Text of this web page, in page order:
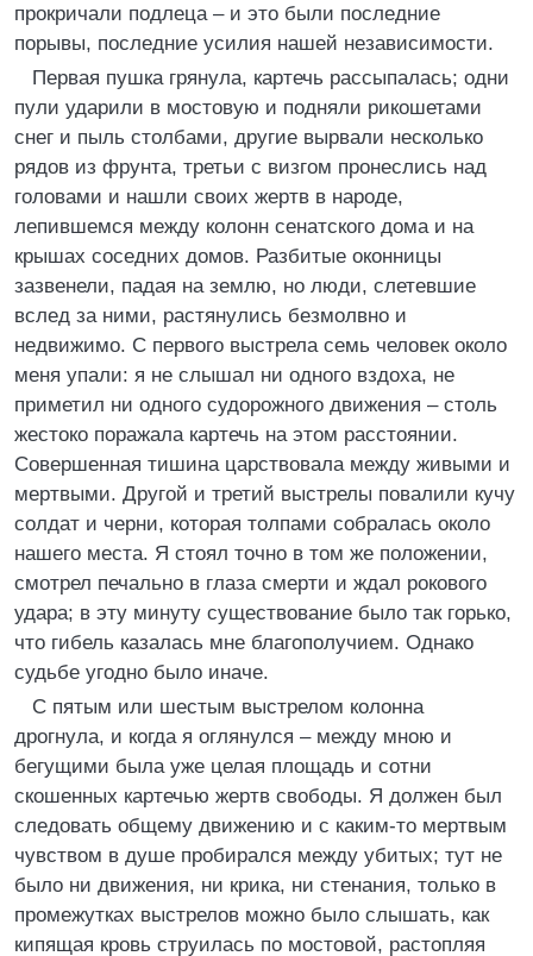
прокричали подлеца – и это были последние
порывы, последние усилия нашей независимости.
Первая пушка грянула, картечь рассыпалась; одни
пули ударили в мостовую и подняли рикошетами
снег и пыль столбами, другие вырвали несколько
рядов из фрунта, третьи с визгом пронеслись над
головами и нашли своих жертв в народе,
лепившемся между колонн сенатского дома и на
крышах соседних домов. Разбитые оконницы
зазвенели, падая на землю, но люди, слетевшие
вслед за ними, растянулись безмолвно и
недвижимо. С первого выстрела семь человек около
меня упали: я не слышал ни одного вздоха, не
приметил ни одного судорожного движения – столь
жестоко поражала картечь на этом расстоянии.
Совершенная тишина царствовала между живыми и
мертвыми. Другой и третий выстрелы повалили кучу
солдат и черни, которая толпами собралась около
нашего места. Я стоял точно в том же положении,
смотрел печально в глаза смерти и ждал рокового
удара; в эту минуту существование было так горько,
что гибель казалась мне благополучием. Однако
судьбе угодно было иначе.
С пятым или шестым выстрелом колонна
дрогнула, и когда я оглянулся – между мною и
бегущими была уже целая площадь и сотни
скошенных картечью жертв свободы. Я должен был
следовать общему движению и с каким-то мертвым
чувством в душе пробирался между убитых; тут не
было ни движения, ни крика, ни стенания, только в
промежутках выстрелов можно было слышать, как
кипящая кровь струилась по мостовой, растопляя